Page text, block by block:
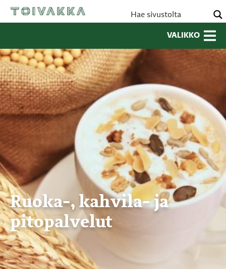
VALIKKO
Ruoka-, kahvila- ja
pitopalvelut